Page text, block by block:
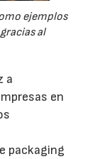
ejemplos
al
a
en
packaging